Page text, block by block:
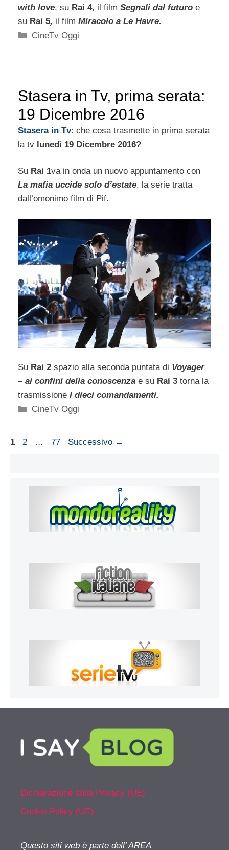
with love, su Rai 4, il film Segnali dal futuro e
su Rai 5, il film Miracolo a Le Havre.
Categorie
CineTv Oggi
Stasera in Tv, prima serata:
19 Dicembre 2016
Staserain Tv: che cosa trasmette in prima serata
la tv lunedì 19 Dicembre 2016?
Su Rai 1va in onda un nuovo appuntamento con
La mafia uccide solo d’estate, la serie tratta
dall’omonimo film di Pif.
Su Rai 2 spazio alla seconda puntata di Voyager
– ai confini della conoscenza e su Rai 3 torna la
trasmissione I dieci comandamenti.
Categorie
CineTv Oggi
Pagina
1 Pagina
2 … Pagina
77 Successivo →
Dichiarazione sulla Privacy (UE)
Cookie Policy (UE)
Questo siti web è parte dell’ AREA